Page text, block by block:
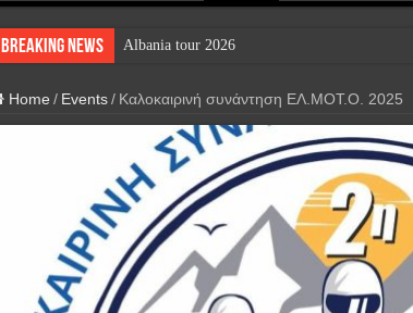
Breaking News Al
Home / Events / Καλοκαιρινή συνάντηση ΕΛ.ΜΟΤ.Ο. 2025